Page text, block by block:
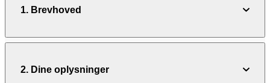
1. Brevhoved
2. Dine oplysninger